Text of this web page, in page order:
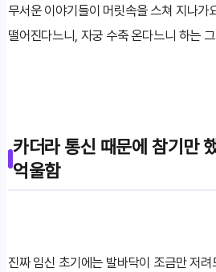
무서운 이야기들이 머릿속을 스쳐 지나가
떨어진다느니, 자궁 수축 온다느니 하는
카더라 통신 때문에 참기만
억울함
진짜 임신 초기에는 발바닥이 조금만 저